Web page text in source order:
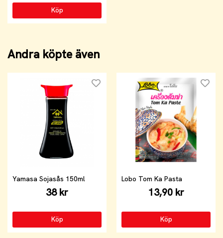
Köp
Andra köpte även
Yamasa Sojasås 150ml
38 kr
Köp
Lobo Tom Ka Pasta
13,90 kr
Köp